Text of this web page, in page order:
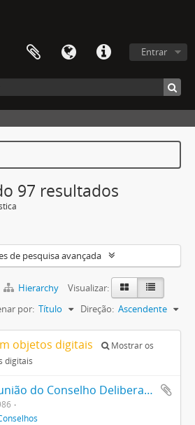
Entrar
97 resultados
de pesquisa avançada
Hierarchy
Visualizar:
por: Título Direção: Ascendente
objetos digitais
Mostrar os
digitais
10ª Reunião do Conselho Deliberativo